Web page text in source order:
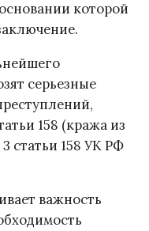
которой
серьезные
158 (кража из
статьи 158 УК РФ
важность